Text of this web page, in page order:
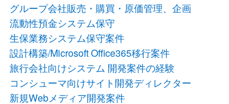
グループ会社販売・購買・原価管理、企画
流動性預金システム保守
生保業務システム保守案件
設計構築/Microsoft Office365移行案件
旅行会社向けシステム 開発案件の経験
コンシューマ向けサイト開発ディレクター
新規Webメディア開発案件